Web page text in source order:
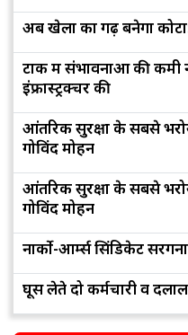
अब खेलों का गढ़ बनेगा
टोंक में संभावनाओं की कमी
इंफ्रास्ट्रक्चर की
आंतरिक सुरक्षा के सबसे
गोविंद मोहन
आंतरिक सुरक्षा के सबसे
गोविंद मोहन
नार्को-आर्म्स सिंडिकेट
घूस लेते दो कर्मचारी व